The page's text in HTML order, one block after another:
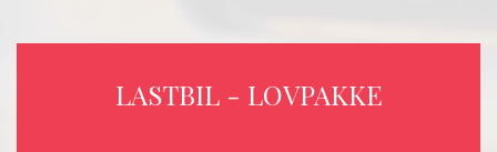
LASTBIL - LOVPAKKE